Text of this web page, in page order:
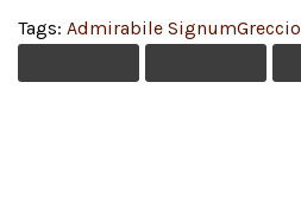
Tags: Admirabile SignumGreccio